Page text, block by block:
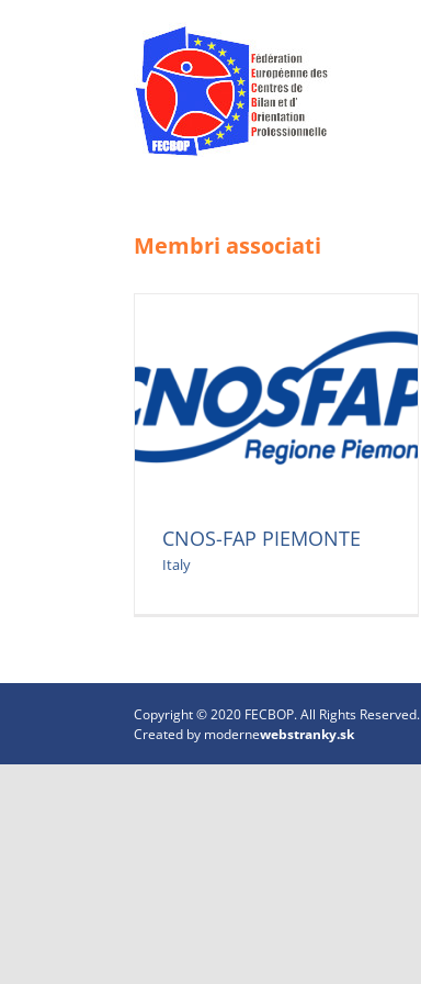
Membri associati
CNOS-FAP PIEMONTE
Italy
Copyright © 2020 FECBOP. All Rights Reserved.
Created by modernewebstranky.sk